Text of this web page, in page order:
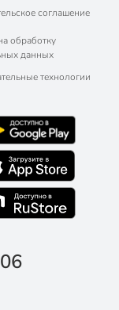
соглашение
обработку
данных
технологии